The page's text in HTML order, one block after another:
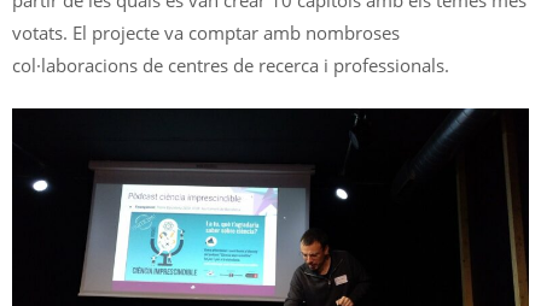
votats. El projecte va comptar amb nombroses
col·laboracions de centres de recerca i professionals.